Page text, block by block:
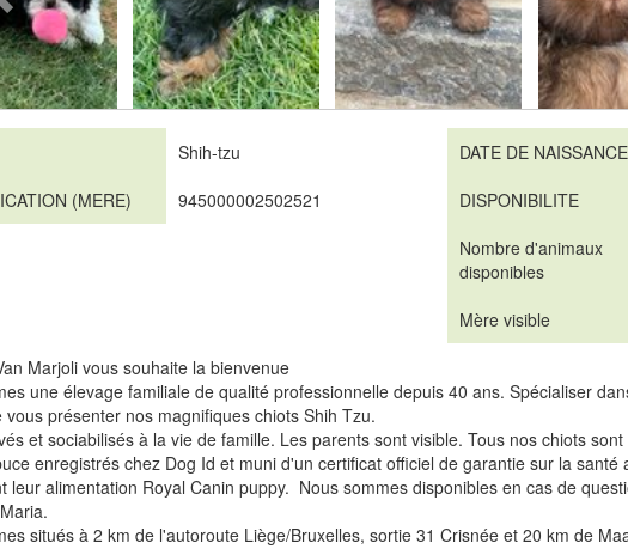
Shih-tzu
(MERE)
945000002502521
DATE DE NAISSANCE
DISPONIBILITE
Nombre d'animaux
disponibles
Mère visible
Marjoli vous souhaite la bienvenue
une élevage familiale de qualité professionnelle depuis 40 ans. Spécialiser
vous présenter nos magnifiques chiots Shih Tzu.
et sociabilisés à la vie de famille. Les parents sont visible. Tous nos chiots
enregistrés chez Dog Id et muni d'un certificat officiel de garantie sur la santé
leur alimentation Royal Canin puppy. Nous sommes disponibles en cas de
situés à 2 km de l'autoroute Liège/Bruxelles, sortie 31 Crisnée et 20 km de